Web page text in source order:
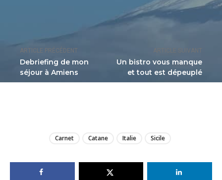
ARTICLE PRÉCÉDENT
Debriefing de mon
séjour à Amiens
ARTICLE SUIVANT
Un bistro vous manque
et tout est dépeuplé
Carnet Catane Italie Sicile